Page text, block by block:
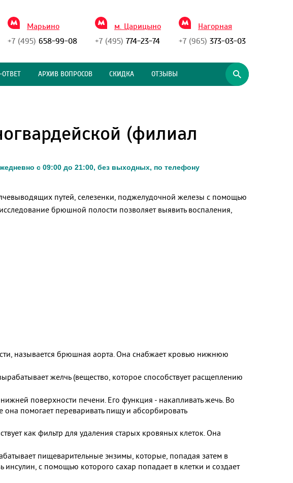
Марьино
+7 (495) 658-99-08
м. Царицыно
+7 (495) 774-23-74
Нагорная
+7 (965) 373-03-03
АРХИВ ВОПРОСОВ СКИДКА ОТЗЫВЫ
(филиал
с 09:00 до 21:00, без выходных, по телефону
путей, селезенки, поджелудочной железы с помощью
брюшной полости позволяет выявить воспаления,
называется брюшная аорта. Она снабжает кровью нижнюю
желчь (вещество, которое способствует расщеплению
поверхности печени. Его функция - накапливать жечь. Во
помогает переваривать пищу и абсорбировать
как фильтр для удаления старых кровяных клеток. Она
пищеварительные энзимы, которые, попадая затем в
с помощью которого сахар попадает в клетки и создает